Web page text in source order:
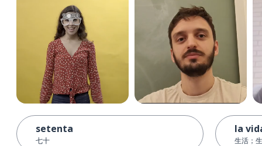
setenta
七十
la
生活；